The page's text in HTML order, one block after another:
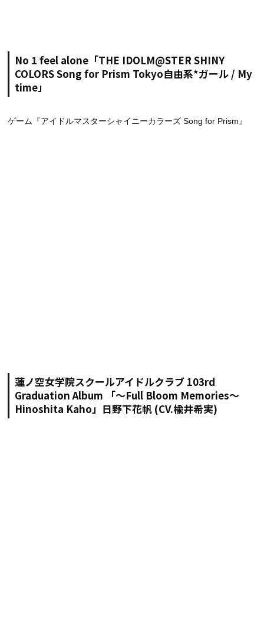
No 1 feel alone「THE IDOLM@STER SHINY
COLORS Song for Prism Tokyo自由系*ガール / My
time」
ゲーム『アイドルマスターシャイニーカラーズ Song for Prism』
蓮ノ空女学院スクールアイドルクラブ 103rd
Graduation Album 「～Full Bloom Memories～
Hinoshita Kaho」日野下花帆 (CV.楡井希実)